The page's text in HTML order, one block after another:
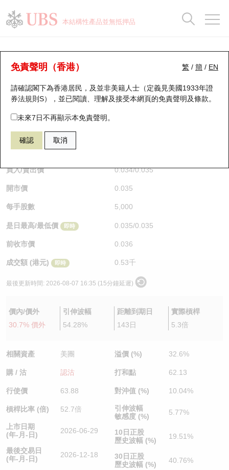
本結構性產品並無抵押品
繁 / 簡 / EN
免責聲明（香港）
請確認閣下為香港居民，及並非美籍人士（定義見美國1933年證
券法規則S），並已閱讀、理解及接受本網頁的免責聲明及條款。
未來7日不再顯示本免責聲明。
確認 取消
認股證分析儀
表現 街貨統計 比較
14317 瑞銀認沽 3690 美團
$0.035 0.001
買入/賣出價 0.034/0.035
開市價 0.035
每手股數 5,000
是日最高/最低價 即時 0.035/0.035
前收市價 0.036
成交額 (港元) 即時 0.53千
最後更新時間: 2026-08-07 16:35 (15分鐘延遲)
價內/價外
30.7% 價外
引伸波幅
54.28%
距離到期日
143日
實際槓桿
5.3倍
相關資產 美團
購 / 沽 認沽
行使價 63.88
槓桿比率 (倍) 52.7倍
上市日期
(年-月-日)
2026-06-29
最後交易日
(年-月-日)
2026-12-18
溢價 (%) 32.6%
打和點 62.13
對沖值 (%) 10.04%
引伸波幅
敏感度 (%)
5.77%
10日正股
歷史波幅 (%)
19.51%
30日正股
歷史波幅 (%)
40.76%
瑞銀認股證一覽
新發行瑞銀認股證
即將到期認股證
認股證到期結算價查詢
認股證分析儀
認股證速算機
認股證/牛熊證日誌
認股證文件及公告
街貨統計
比較
牛熊全景快搜
牛熊證搜尋
牛熊證街貨分佈圖
正股牛熊證列表
新發行瑞銀牛熊證
已收回牛熊證剩餘價值
牛熊證到期結算價查詢
牛熊證分析儀
街貨統計
比較
十大升幅/跌幅
十大認股證成交分佈
十天股證佔大市成交
資金流
街貨統計
三十大平均引伸波幅
正股分析儀
二十大活躍股份
恒指成份股
國指成份股
科指成份股
相關資產沽空
中資ETFs溢價比較
AH 股價對照
持股比重
顯示所有持股比重
每月輪證大市專題
輪證專欄
講座及教育短片
認股證投資者教育
牛熊證投資者教育
認股證牛熊證常問問題